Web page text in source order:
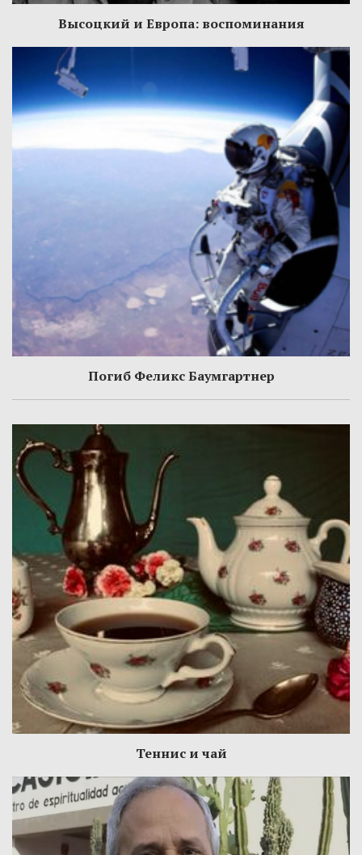
Высоцкий и Европа: воспоминания
Погиб Феликс Баумгартнер
Теннис и чай